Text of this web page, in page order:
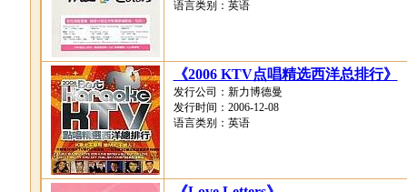
语言类别：英语
《2006 KTV点唱精选西洋总排行》
发行公司：新力博德曼
发行时间：2006-12-08
语言类别：英语